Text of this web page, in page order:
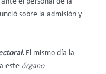
sobre la admisión y
El mismo día la
este órgano